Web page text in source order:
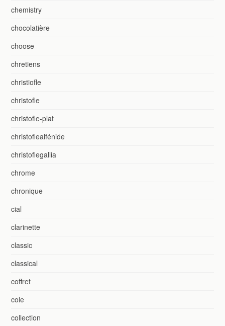
chemistry
chocolatière
choose
chretiens
christiofle
christofle
christofle-plat
christoflealfénide
christoflegallia
chrome
chronique
cial
clarinette
classic
classical
coffret
cole
collection